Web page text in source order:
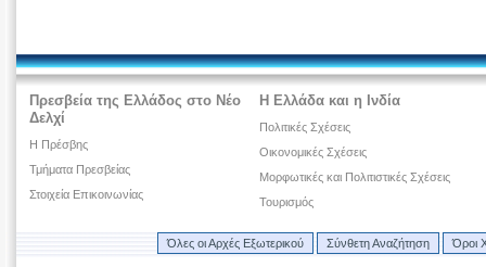
Πρεσβεία της Ελλάδος στο Νέο
Δελχί
Η Πρέσβης
Τμήματα Πρεσβείας
Στοιχεία Επικοινωνίας
Η Ελλάδα και η Ινδία
Πολιτικές Σχέσεις
Οικονομικές Σχέσεις
Μορφωτικές και Πολιτιστικές Σχέσεις
Τουρισμός
Όλες οι Αρχές Εξωτερικού Σύνθετη Αναζήτηση Όροι